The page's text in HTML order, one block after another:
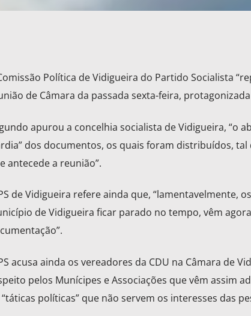
Política de Vidigueira do Partido Socialista
de Câmara da passada sexta-feira,
apurou a concelhia socialista de Vidigueira, “o
dos documentos, os quais foram distribuídos,
antecede a reunião”.
de Vidigueira refere ainda que, “lamentavelmente,
de Vidigueira ficar parado no tempo, vêm
acusa ainda os vereadores da CDU na Câmara de
pelos Munícipes e Associações que vêm assim
políticas” que não servem os interesses das